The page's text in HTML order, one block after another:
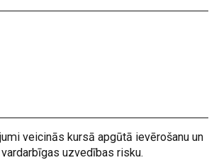
veicinās kursā apgūtā ievērošanu un
uzvedības risku.